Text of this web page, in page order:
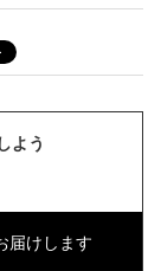
しよう
届けします